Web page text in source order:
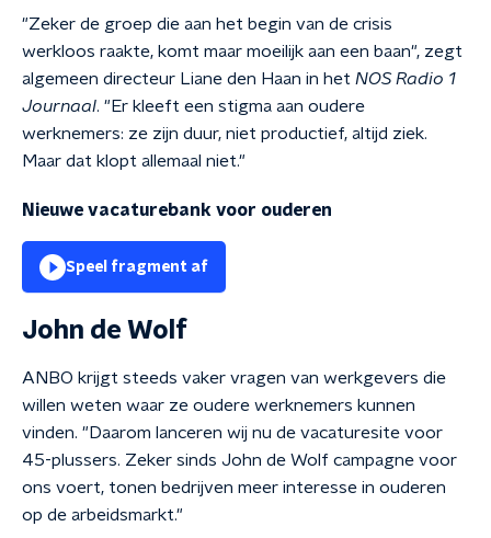
"Zeker de groep die aan het begin van de crisis
werkloos raakte, komt maar moeilijk aan een baan", zegt
algemeen directeur Liane den Haan in het NOS Radio 1
Journaal. "Er kleeft een stigma aan oudere
werknemers: ze zijn duur, niet productief, altijd ziek.
Maar dat klopt allemaal niet."
Nieuwe vacaturebank voor ouderen
Speel fragment af
John de Wolf
ANBO krijgt steeds vaker vragen van werkgevers die
willen weten waar ze oudere werknemers kunnen
vinden. "Daarom lanceren wij nu de vacaturesite voor
45-plussers. Zeker sinds John de Wolf campagne voor
ons voert, tonen bedrijven meer interesse in ouderen
op de arbeidsmarkt."